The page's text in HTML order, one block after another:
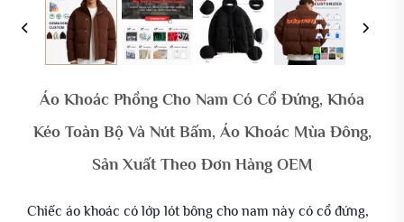
Áo Khoác Phồng Cho Nam Có Cổ Đứng, Khóa
Kéo Toàn Bộ Và Nút Bấm, Áo Khoác Mùa Đông,
Sản Xuất Theo Đơn Hàng OEM
Chiếc áo khoác có lớp lót bông cho nam này có cổ đứng,